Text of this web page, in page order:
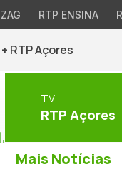
RTP ENSINA
+ RTP Açores
TV
RTP Açores
Mais Notícias